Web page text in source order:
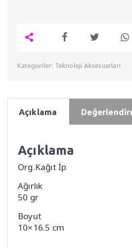
Kategoriler: Teknoloji Aksesuarları
Açıklama
Açıklama
Org.Kağıt İp
Ağırlık
50 gr
Boyut
10×16.5 cm